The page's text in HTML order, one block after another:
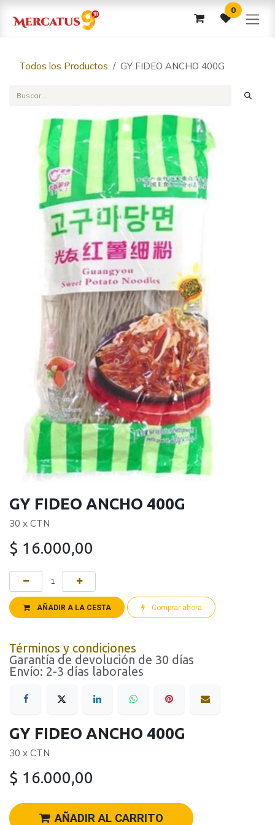
0
Todos los Productos GY FIDEO ANCHO 400G
GY FIDEO ANCHO 400G
30 x CTN
$ 16.000,00
AÑADIR A LA CESTA Comprar ahora
Términos y condiciones
Garantía de devolución de 30 días
Envío: 2-3 días laborales
GY FIDEO ANCHO 400G
30 x CTN
$ 16.000,00
AÑADIR AL CARRITO